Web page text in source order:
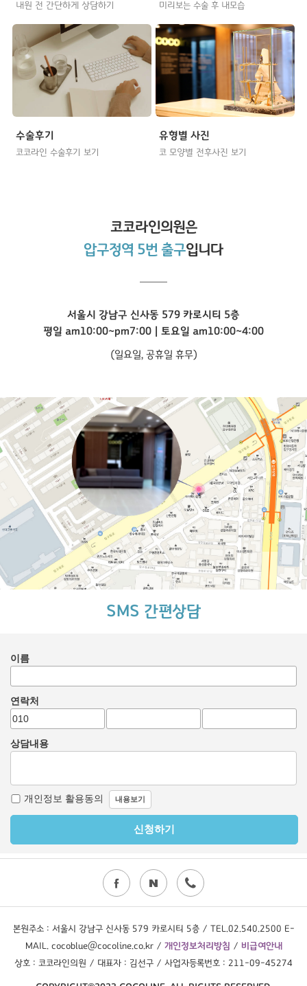
내원 전 간단하게 상담하기 미리보는 수술 후 내모습
수술후기
코코라인 수술후기 보기
유형별 사진
코 모양별 전후사진 보기
코코라인의원은
압구정역 5번 출구입니다
서울시 강남구 신사동 579 카로시티 5층
평일 am10:00~pm7:00 | 토요일 am10:00~4:00
(일요일, 공휴일 휴무)
SMS 간편상담
본원주소 : 서울시 강남구 신사동 579 카로시티 5층 / TEL.02.540.2500 E-
MAIL. cocoblue@cocoline.co.kr / 개인정보처리방침 / 비급여안내
상호 : 코코라인의원 / 대표자 : 김선구 / 사업자등록번호 : 211-09-45274